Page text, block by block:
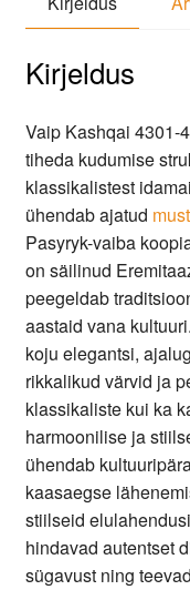
Kirjeldus
Vaip Kashqai 4301-
tiheda kudumise
klassikalistest
ühendab ajatud
Pasyryk-vaiba
on säilinud
peegeldab
aastaid vana
koju elegantsi,
rikkalikud värvid ja
klassikaliste kui ka
harmoonilise ja
ühendab
kaasaegse
stiilseid
hindavad autentset
sügavust ning